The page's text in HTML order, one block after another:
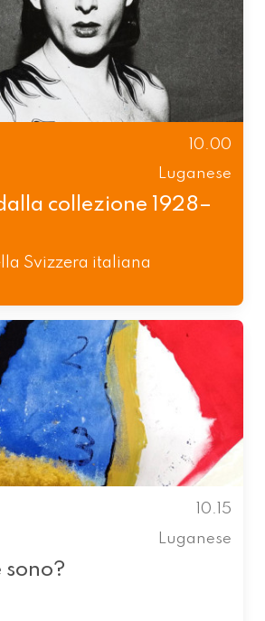
10.00
Luganese
collezione 1928–
Svizzera italiana
10.15
Luganese
sono?